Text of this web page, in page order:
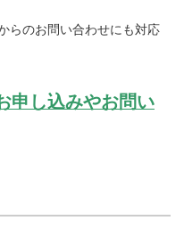
らのお問い合わせにも対応
申し込みやお問い